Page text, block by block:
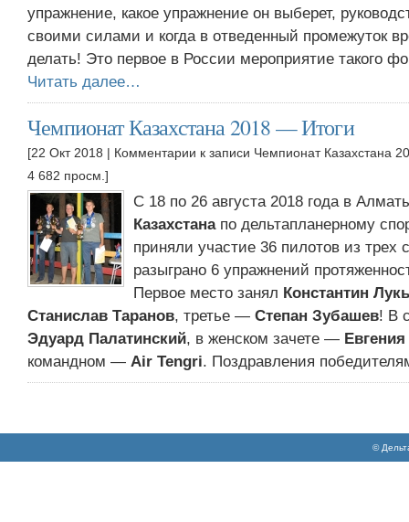
упражнение, какое упражнение он выберет,
своими силами и когда в отведенный промежуток
делать! Это первое в России мероприятие такого
Читать далее…
Чемпионат Казахстана 2018 — Итоги
[22 Окт 2018 | Комментарии к записи Чемпионат Казахстана
4 682 просм.]
С 18 по 26 августа 2018 года в
Казахстана по дельтапланерному
приняли участие 36 пилотов из трех
разыграно 6 упражнений
Первое место занял Константин
Станислав Таранов, третье — Степан Зубашев! В
Эдуард Палатинский, в женском зачете —
командном — Air Tengri. Поздравления
©